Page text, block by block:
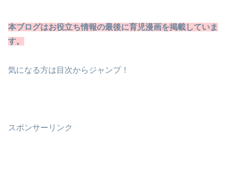
本ブログはお役立ち情報の最後に育児漫画を掲載していま
す。
気になる方は目次からジャンプ！
スポンサーリンク